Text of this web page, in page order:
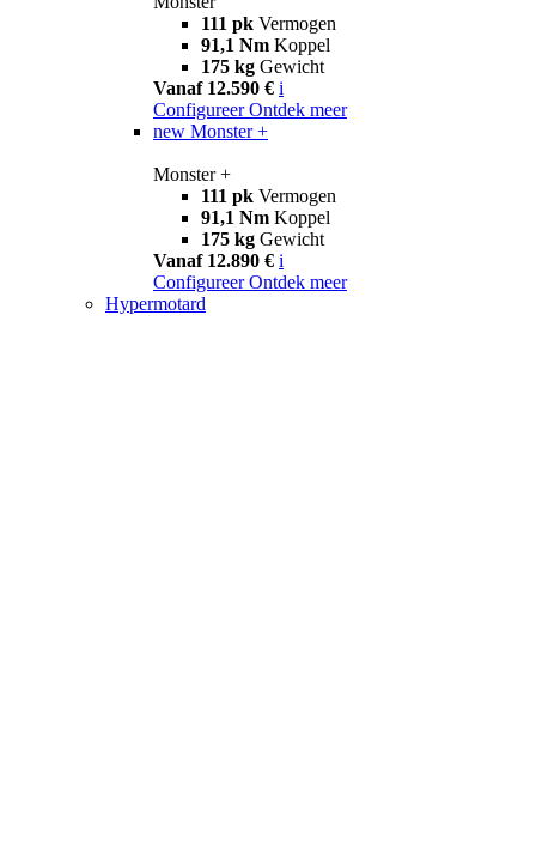
111 pk Vermogen
91,1 Nm Koppel
175 kg Gewicht
Vanaf 12.590 € i
Configureer Ontdek meer
new Monster +
Monster +
111 pk Vermogen
91,1 Nm Koppel
175 kg Gewicht
Vanaf 12.890 € i
Configureer Ontdek meer
Hypermotard